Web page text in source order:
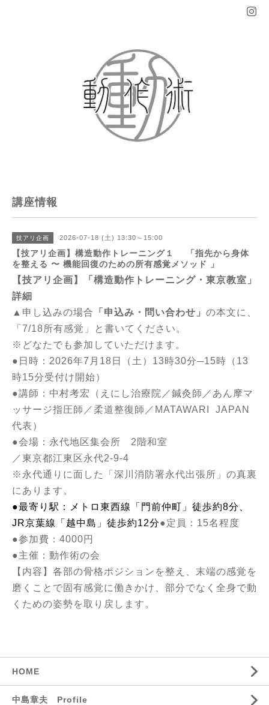
講座情報
技アリ企画 2026-07-18 (土) 13:30～15:00
【技アリ企画】構造動作トレーニング１ 「指先から身体
を整える 〜 機能回復のための所有感覚メソッド 」
【技アリ企画】「構造動作トレーニング・東京教室」
詳細
▲申し込みの場合
「申込み・問い合わせ」 の本文に、
「7/18所有感覚」と書いてください。
※どなたでも参加していただけます。
●日時：2026年7月18日（土）13時30分─15時（13
時15分受付け開始）
●講師： 中村考宏（えにし治療院／鍼灸師／あん摩マ
ッサージ指圧師／柔道整復師／MATAWARI JAPAN
代表）
●会場：永代地区集会所 2階和室
／東京都江東区永代2-9-4
※永代通りに面した「深川消防署永代出張所」の真裏
にあります。
●最寄り駅：メトロ東西線「門前仲町」徒歩約8分、
JR京葉線「越中島」徒歩約12分●定員：15名程度
●参加費：4000円
●主催：動作術の会
【内容】各部の骨格ポジションを整え、末端の感覚を
磨くことで固有感覚に働きかけ、部分でなく全身で動
くための姿勢を取り戻します。
HOME
中島章夫 Profile